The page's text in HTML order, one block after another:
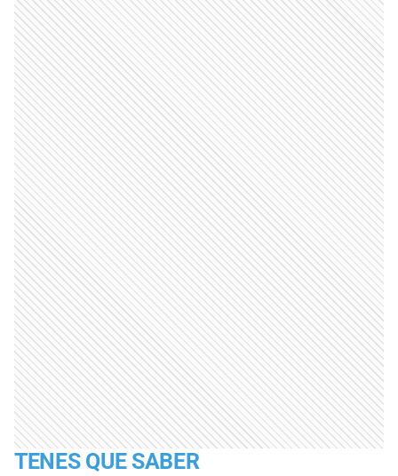
TENES QUE SABER